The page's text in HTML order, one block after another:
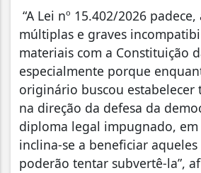
“A Lei nº 15.402/2026
múltiplas e graves
materiais com a Constituição
especialmente porque
originário buscou estabelecer
na direção da defesa da
diploma legal impugnado,
inclina-se a beneficiar
poderão tentar subvertê-la”,